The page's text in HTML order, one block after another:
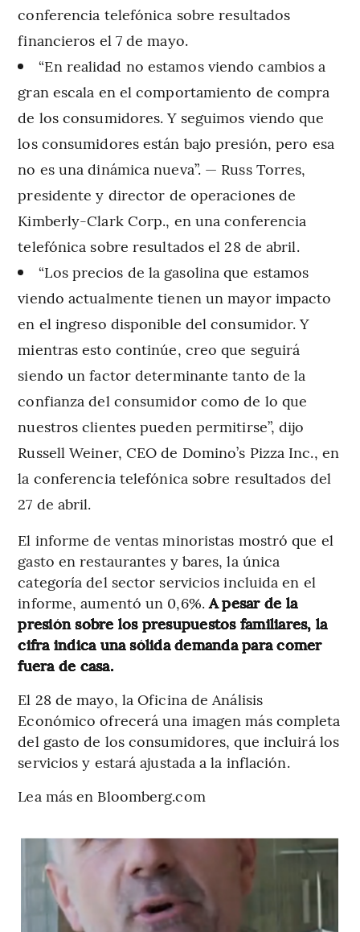
conferencia telefónica sobre resultados
financieros el 7 de mayo.
“En realidad no estamos viendo cambios a
gran escala en el comportamiento de compra
de los consumidores. Y seguimos viendo que
los consumidores están bajo presión, pero esa
no es una dinámica nueva”. — Russ Torres,
presidente y director de operaciones de
Kimberly-Clark Corp., en una conferencia
telefónica sobre resultados el 28 de abril.
“Los precios de la gasolina que estamos
viendo actualmente tienen un mayor impacto
en el ingreso disponible del consumidor. Y
mientras esto continúe, creo que seguirá
siendo un factor determinante tanto de la
confianza del consumidor como de lo que
nuestros clientes pueden permitirse”, dijo
Russell Weiner, CEO de Domino’s Pizza Inc., en
la conferencia telefónica sobre resultados del
27 de abril.
El informe de ventas minoristas mostró que el
gasto en restaurantes y bares, la única
categoría del sector servicios incluida en el
informe, aumentó un 0,6%.A pesar de la
presión sobre los presupuestos familiares, la
cifra indica una sólida demanda para comer
fuera de casa.
El 28 de mayo, la Oficina de Análisis
Económico ofrecerá una imagen más completa
del gasto de los consumidores, que incluirá los
servicios y estará ajustada a la inflación.
Lea más en Bloomberg.com